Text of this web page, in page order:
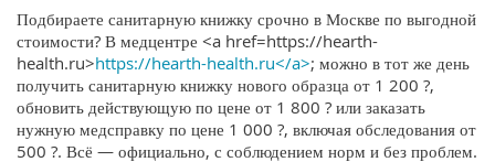
Подбираете санитарную книжку срочно в Москве по выгодной
стоимости? В медцентре <a href=https://hearth-
health.ru>https://hearth-health.ru</a>; можно в тот же день
получить санитарную книжку нового образца от 1 200 ?,
обновить действующую по цене от 1 800 ? или заказать
нужную медсправку по цене 1 000 ?, включая обследования от
500 ?. Всё — официально, с соблюдением норм и без проблем.